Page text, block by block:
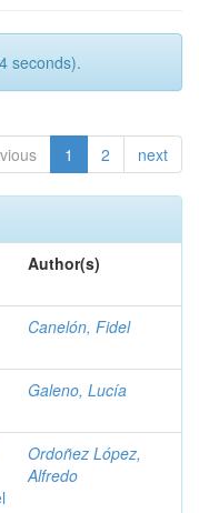
seconds).
1 2 next
Author(s)
Canelón, Fidel
Galeno, Lucía
Ordoñez López,
Alfredo